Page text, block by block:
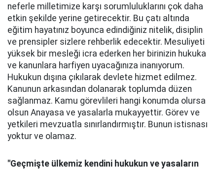
neferle milletimize karşı sorumluluklarını çok daha
etkin şekilde yerine getirecektir. Bu çatı altında
eğitim hayatınız boyunca edindiğiniz nitelik, disiplin
ve prensipler sizlere rehberlik edecektir. Mesuliyeti
yüksek bir mesleği icra ederken her birinizin hukuka
ve kanunlara harfiyen uyacağınıza inanıyorum.
Hukukun dışına çıkılarak devlete hizmet edilmez.
Kanunun arkasından dolanarak toplumda düzen
sağlanmaz. Kamu görevlileri hangi konumda olursa
olsun Anayasa ve yasalarla mukayyettir. Görev ve
yetkileri mevzuatla sınırlandırmıştır. Bunun istisnası
yoktur ve olamaz.
"Geçmişte ülkemiz kendini hukukun ve yasaların